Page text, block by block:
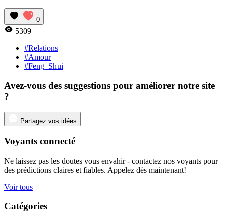
0
5309
#Relations
#Amour
#Feng_Shui
Avez-vous des suggestions pour améliorer notre site
?
Partagez vos idées
Voyants connecté
Ne laissez pas les doutes vous envahir - contactez nos voyants pour
des prédictions claires et fiables. Appelez dès maintenant!
Voir tous
Catégories